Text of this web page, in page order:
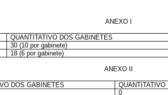
ANEXO I
QUANTITATIVO DOS GABINETES
30 (10 por gabinete)
18 (6 por gabinete)
ANEXO II
DOS GABINETES QUANTITATIVO
0